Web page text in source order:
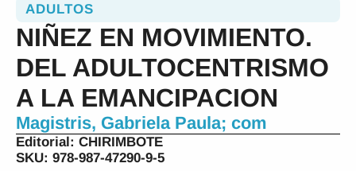
ADULTOS
NIÑEZ EN MOVIMIENTO.
DEL ADULTOCENTRISMO
A LA EMANCIPACION
Magistris, Gabriela Paula; com
Editorial: CHIRIMBOTE
SKU: 978-987-47290-9-5